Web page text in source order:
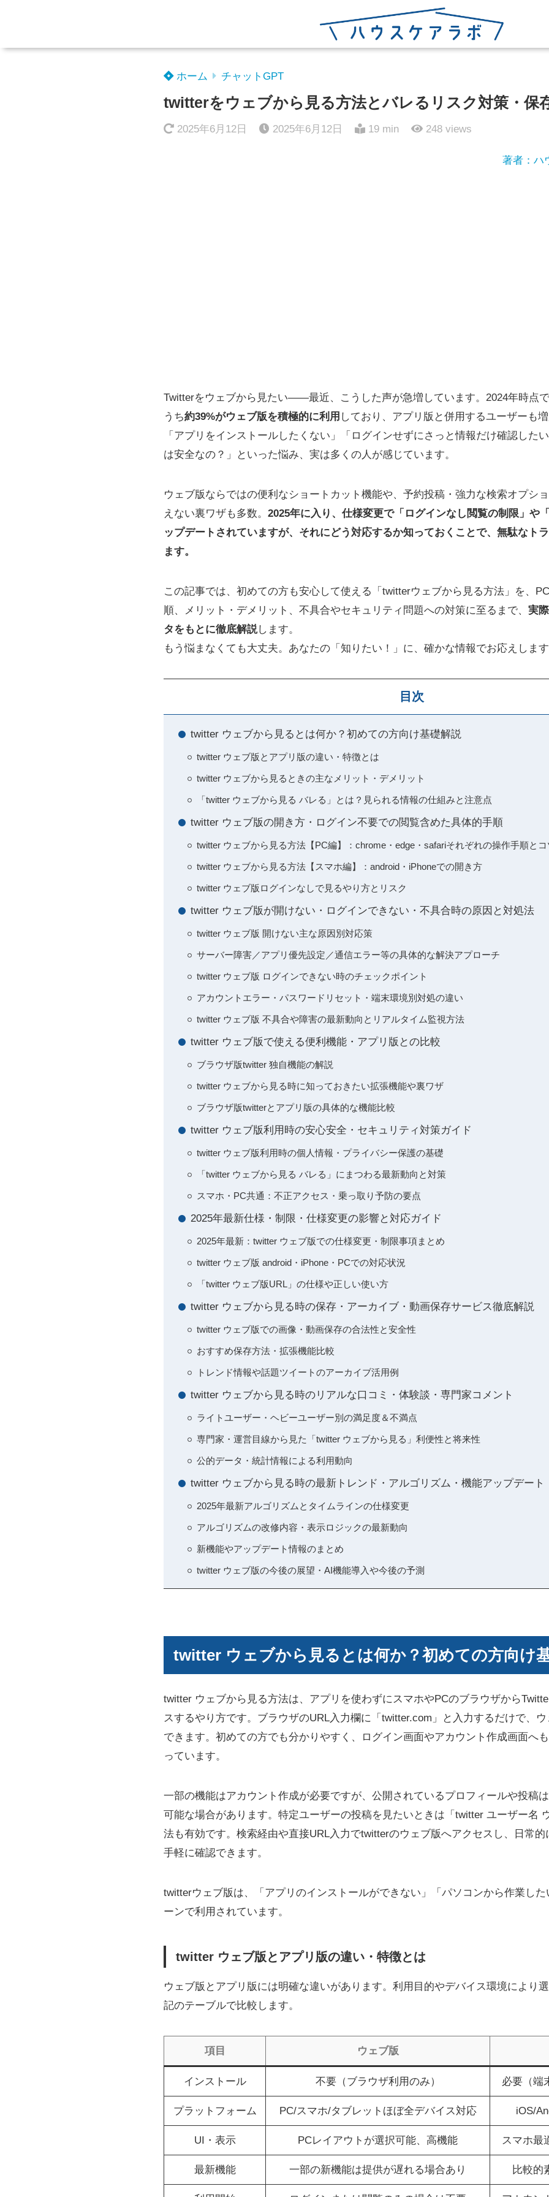
ホーム チャットGPT
twitterをウェブから見る方法とバレるリスク対策・保
2025年6月12日 2025年6月12日 19 min 248 views
著者：ハ
Twitterをウェブから見たい――最近、こうした声が急増しています。2024年時点
うち約39%がウェブ版を積極的に利用 しており、アプリ版と併用するユーザーも
「アプリをインストールしたくない」「ログインせずにさっと情報だけ確認した
は安全なの？」といった悩み、実は多くの人が感じています。
ウェブ版ならではの便利なショートカット機能や、予約投稿・強力な検索オプシ
えない裏ワザも多数。 2025年に入り、仕様変更で「ログインなし閲覧の制限」や
ップデートされていますが、それにどう対応するか知っておくことで、無駄なト
ます。
この記事では、初めての方も安心して使える「twitterウェブから見る方法」を、
順、メリット・デメリット、不具合やセキュリティ問題への対策に至るまで、 実
タをもとに徹底解説します。
もう悩まなくても大丈夫。あなたの「知りたい！」に、確かな情報でお応えしま
目次
twitter ウェブから見るとは何か？初めての方向け基礎解説
twitter ウェブ版とアプリ版の違い・特徴とは
twitter ウェブから見るときの主なメリット・デメリット
「twitter ウェブから見る バレる」とは？見られる情報の仕組みと注意点
twitter ウェブ版の開き方・ログイン不要での閲覧含めた具体的手順
twitter ウェブから見る方法【PC編】：chrome・edge・safariそれぞれの操作手順とコ
twitter ウェブから見る方法【スマホ編】：android・iPhoneでの開き方
twitter ウェブ版ログインなしで見るやり方とリスク
twitter ウェブ版が開けない・ログインできない・不具合時の原因と対処法
twitter ウェブ版 開けない主な原因別対応策
サーバー障害／アプリ優先設定／通信エラー等の具体的な解決アプローチ
twitter ウェブ版 ログインできない時のチェックポイント
アカウントエラー・パスワードリセット・端末環境別対処の違い
twitter ウェブ版 不具合や障害の最新動向とリアルタイム監視方法
twitter ウェブ版で使える便利機能・アプリ版との比較
ブラウザ版twitter 独自機能の解説
twitter ウェブから見る時に知っておきたい拡張機能や裏ワザ
ブラウザ版twitterとアプリ版の具体的な機能比較
twitter ウェブ版利用時の安心安全・セキュリティ対策ガイド
twitter ウェブ版利用時の個人情報・プライバシー保護の基礎
「twitter ウェブから見る バレる」にまつわる最新動向と対策
スマホ・PC共通：不正アクセス・乗っ取り予防の要点
2025年最新仕様・制限・仕様変更の影響と対応ガイド
2025年最新：twitter ウェブ版での仕様変更・制限事項まとめ
twitter ウェブ版 android・iPhone・PCでの対応状況
「twitter ウェブ版URL」の仕様や正しい使い方
twitter ウェブから見る時の保存・アーカイブ・動画保存サービス徹底解説
twitter ウェブ版での画像・動画保存の合法性と安全性
おすすめ保存方法・拡張機能比較
トレンド情報や話題ツイートのアーカイブ活用例
twitter ウェブから見る時のリアルな口コミ・体験談・専門家コメント
ライトユーザー・ヘビーユーザー別の満足度＆不満点
専門家・運営目線から見た「twitter ウェブから見る」利便性と将来性
公的データ・統計情報による利用動向
twitter ウェブから見る時の最新トレンド・アルゴリズム・機能アップデート
2025年最新アルゴリズムとタイムラインの仕様変更
アルゴリズムの改修内容・表示ロジックの最新動向
新機能やアップデート情報のまとめ
twitter ウェブ版の今後の展望・AI機能導入や今後の予測
twitter ウェブから見るとは何か？初めての方向け
twitter ウェブから見る方法は、アプリを使わずにスマホやPCのブラウザから
スするやり方です。ブラウザのURL入力欄に「twitter.com」と入力するだけで、
できます。初めての方でも分かりやすく、ログイン画面やアカウント作成画面へ
っています。
一部の機能はアカウント作成が必要ですが、公開されているプロフィールや投稿
可能な場合があります。特定ユーザーの投稿を見たいときは「twitter ユーザー名
法も有効です。検索経由や直接URL入力でtwitterのウェブ版へアクセスし、日常
手軽に確認できます。
twitterウェブ版は、「アプリのインストールができない」「パソコンから作業し
ーンで利用されています。
twitter ウェブ版とアプリ版の違い・特徴とは
ウェブ版とアプリ版には明確な違いがあります。利用目的やデバイス環境により
記のテーブルで比較します。
項目 ウェブ版
インストール 不要（ブラウザ利用のみ） 必要（端
プラットフォーム PC/スマホ/タブレットほぼ全デバイス対応 iOS/
UI・表示 PCレイアウトが選択可能、高機能 スマホ最
最新機能 一部の新機能は提供が遅れる場合あり 比較的